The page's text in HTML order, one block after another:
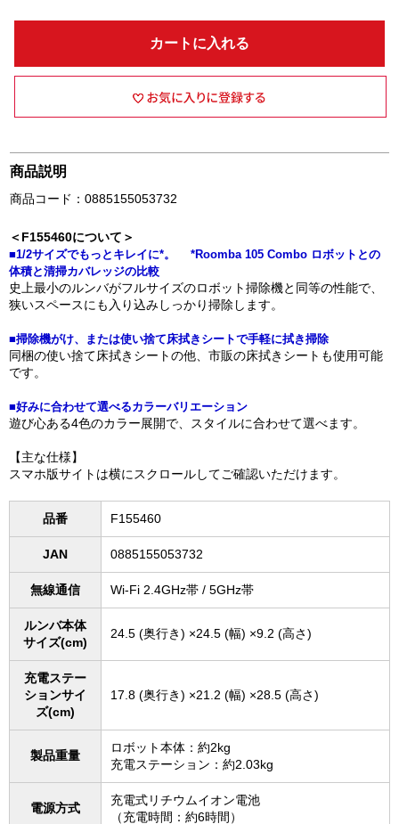
カートに入れる
商品説明
商品コード：0885155053732
＜F155460について＞
■1/2サイズでもっとキレイに*。 *Roomba 105 Combo ロボットとの
体積と清掃カバレッジの比較
史上最小のルンバがフルサイズのロボット掃除機と同等の性能で、
狭いスペースにも入り込みしっかり掃除します。
■掃除機がけ、または使い捨て床拭きシートで手軽に拭き掃除
同梱の使い捨て床拭きシートの他、市販の床拭きシートも使用可能
です。
■好みに合わせて選べるカラーバリエーション
遊び心ある4色のカラー展開で、スタイルに合わせて選べます。
【主な仕様】
スマホ版サイトは横にスクロールしてご確認いただけます。
品番 F155460
JAN 0885155053732
無線通信 Wi-Fi 2.4GHz帯 / 5GHz帯
ルンバ本体
サイズ(cm)
24.5 (奥行き) ×24.5 (幅) ×9.2 (高さ)
充電ステー
ションサイ
ズ(cm)
17.8 (奥行き) ×21.2 (幅) ×28.5 (高さ)
製品重量
ロボット本体：約2kg
充電ステーション：約2.03kg
電源方式
充電式リチウムイオン電池
（充電時間：約6時間）